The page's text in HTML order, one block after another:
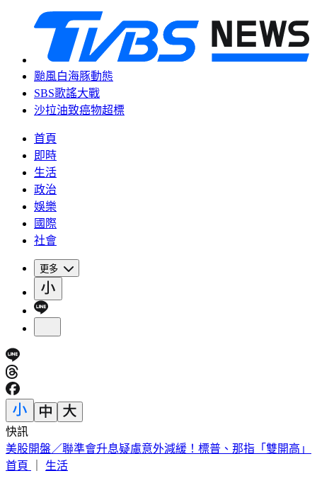
颱風白海豚動態
SBS歌謠大戰
沙拉油致癌物超標
首頁
即時
生活
政治
娛樂
國際
社會
更多
快訊
剛接手2天閃辭董座！宏碁發重訊曝：發現兆基屋管內部管理
缺失